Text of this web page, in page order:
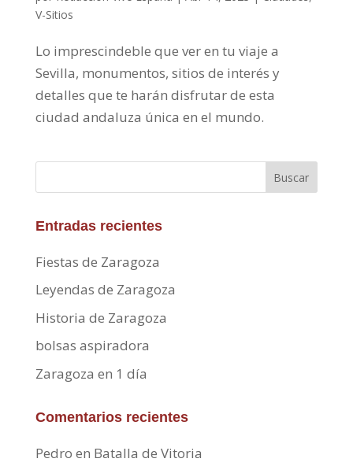
V-Sitios
Lo imprescindeble que ver en tu viaje a
Sevilla, monumentos, sitios de interés y
detalles que te harán disfrutar de esta
ciudad andaluza única en el mundo.
Buscar
Entradas recientes
Fiestas de Zaragoza
Leyendas de Zaragoza
Historia de Zaragoza
bolsas aspiradora
Zaragoza en 1 día
Comentarios recientes
Pedro en Batalla de Vitoria